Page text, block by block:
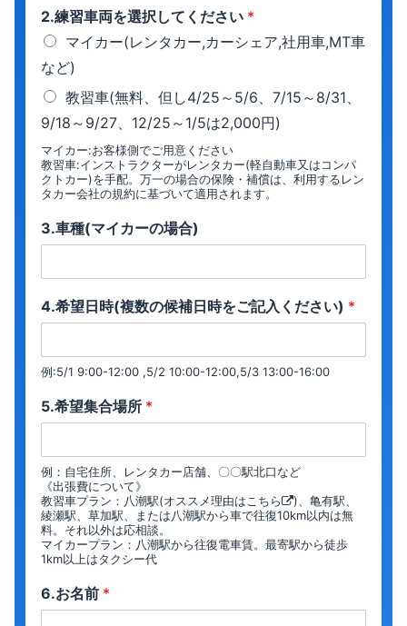
2.練習車両を選択してください *
マイカー(レンタカー,カーシェア,社用車,MT車
など)
教習車(無料、但し4/25～5/6、7/15～8/31、
9/18～9/27、12/25～1/5は2,000円)
マイカー:お客様側でご用意ください
教習車:インストラクターがレンタカー(軽自動車又はコンパ
クトカー)を手配。万一の場合の保険・補償は、利用するレン
タカー会社の規約に基づいて適用されます。
3.車種(マイカーの場合)
4.希望日時(複数の候補日時をご記入ください) *
例:5/1 9:00-12:00 ,5/2 10:00-12:00,5/3 13:00-16:00
5.希望集合場所 *
例：自宅住所、レンタカー店舗、〇〇駅北口など
《出張費について》
教習車プラン：八潮駅(オススメ理由は こちら
)、亀有駅、
綾瀬駅、草加駅、または八潮駅から車で往復10km以内は無
料。それ以外は応相談。
マイカープラン：八潮駅から往復電車賃。最寄駅から徒歩
1km以上はタクシー代
6.お名前 *